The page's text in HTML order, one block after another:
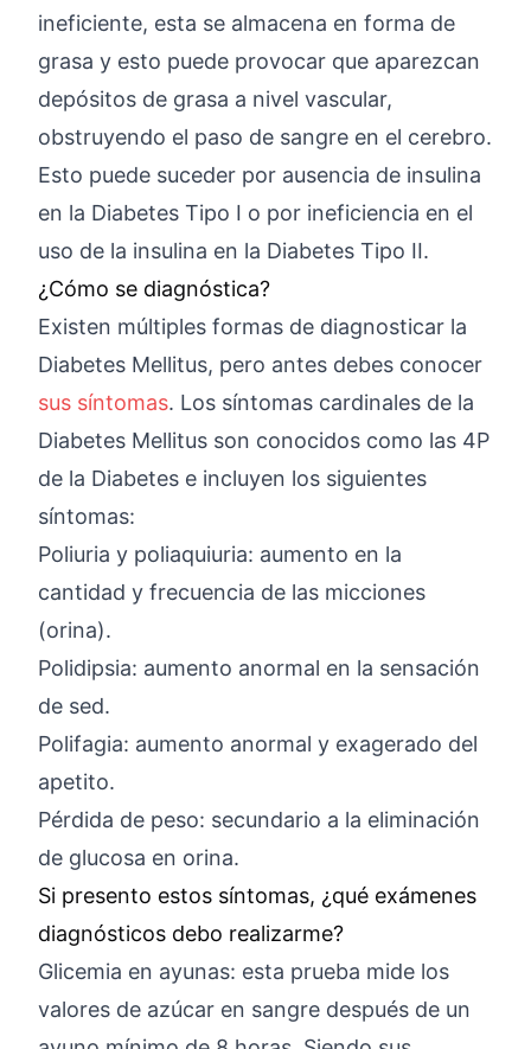
ineficiente, esta se almacena en forma de
grasa y esto puede provocar que aparezcan
depósitos de grasa a nivel vascular,
obstruyendo el paso de sangre en el cerebro.
Esto puede suceder por ausencia de insulina
en la Diabetes Tipo I o por ineficiencia en el
uso de la insulina en la Diabetes Tipo II.
¿Cómo se diagnóstica?
Existen múltiples formas de diagnosticar la
Diabetes Mellitus, pero antes debes conocer
sus síntomas. Los síntomas cardinales de la
Diabetes Mellitus son conocidos como las 4P
de la Diabetes e incluyen los siguientes
síntomas:
Poliuria y poliaquiuria: aumento en la
cantidad y frecuencia de las micciones
(orina).
Polidipsia: aumento anormal en la sensación
de sed.
Polifagia: aumento anormal y exagerado del
apetito.
Pérdida de peso: secundario a la eliminación
de glucosa en orina.
Si presento estos síntomas, ¿qué exámenes
diagnósticos debo realizarme?
Glicemia en ayunas: esta prueba mide los
valores de azúcar en sangre después de un